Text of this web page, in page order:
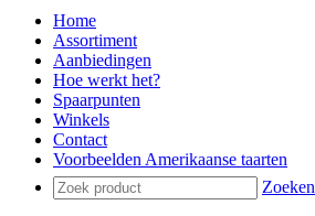
Home
Assortiment
Aanbiedingen
Hoe werkt het?
Spaarpunten
Winkels
Contact
Voorbeelden Amerikaanse taarten
Zoeken